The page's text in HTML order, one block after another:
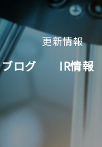
更新情報
ブログ IR情報